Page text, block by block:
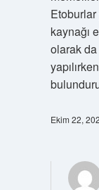
kaynağı
olarak da
Ekim 22,